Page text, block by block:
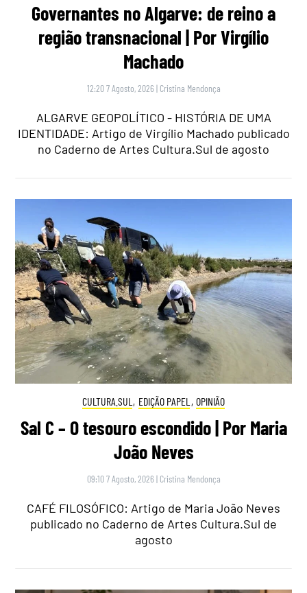
Governantes no Algarve: de reino a
região transnacional | Por Virgílio
Machado
12:20 7 Agosto, 2026 | Cristina Mendonça
ALGARVE GEOPOLÍTICO - HISTÓRIA DE UMA
IDENTIDADE: Artigo de Virgílio Machado publicado
no Caderno de Artes Cultura.Sul de agosto
CULTURA.SUL , EDIÇÃO PAPEL , OPINIÃO
Sal C – O tesouro escondido | Por Maria
João Neves
09:10 7 Agosto, 2026 | Cristina Mendonça
CAFÉ FILOSÓFICO: Artigo de Maria João Neves
publicado no Caderno de Artes Cultura.Sul de
agosto